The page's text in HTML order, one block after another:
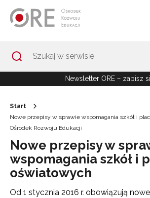
Newsletter ORE – zapisz
Start
Nowe przepisy w sprawie wspomagania szkół i
Ośrodek Rozwoju Edukacji
Nowe przepisy w
wspomagania szkół i
oświatowych
Od 1 stycznia 2016 r. obowiązują